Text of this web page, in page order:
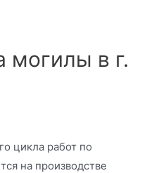
могилы в г.
цикла работ по
на производстве